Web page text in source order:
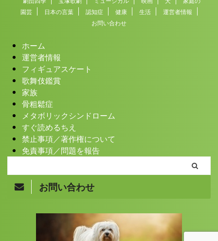
園芸
日本の言葉 認知症 健康 生活
運営者情報
お問い合わせ
ホーム
運営者情報
フィギュアスケート
歌舞伎鑑賞
家族
骨粗鬆症
メタボリックシンドローム
すぐ読めるちえ
禁止事項／著作権について
免責事項／問題を報告
お問い合わせ